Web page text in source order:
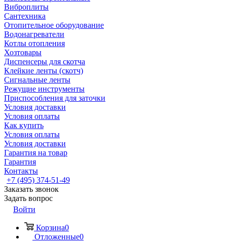
Виброплиты
Сантехника
Отопительное оборудование
Водонагреватели
Котлы отопления
Хозтовары
Диспенсеры для скотча
Клейкие ленты (скотч)
Сигнальные ленты
Режущие инструменты
Приспособления для заточки
Условия доставки
Условия оплаты
Как купить
Условия оплаты
Условия доставки
Гарантия на товар
Гарантия
Контакты
+7 (495) 374-51-49
Заказать звонок
Задать вопрос
Войти
Корзина0
Отложенные0